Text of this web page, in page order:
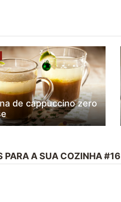
de cappuccino zero
A SUA COZINHA #16